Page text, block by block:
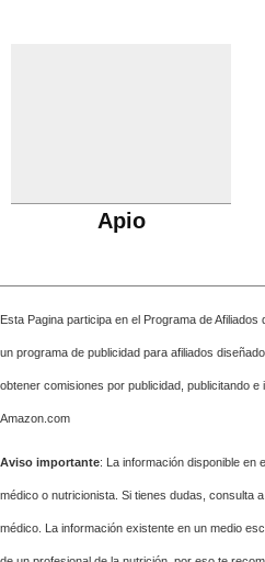
Apio
Esta Pagina participa en el Programa de
un programa de publicidad para afiliados
obtener comisiones por publicidad, publicitando
Amazon.com
Aviso importante: La información disponible en
médico o nutricionista. Si tienes dudas, consulta
médico. La información existente en un medio